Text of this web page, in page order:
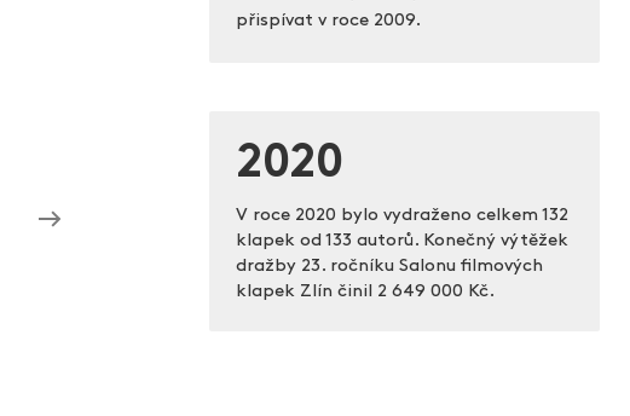
přispívat v roce 2009.
2020
V roce 2020 bylo vydraženo celkem 132
klapek od 133 autorů. Konečný výtěžek
dražby 23. ročníku Salonu filmových
klapek Zlín činil 2 649 000 Kč.